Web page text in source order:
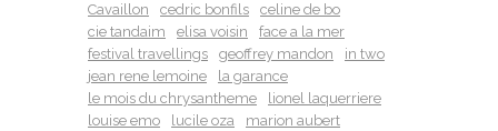
Cavaillon
cedric bonfils
celine de bo
cie tandaim
elisa voisin
face a la mer
festival travellings
geoffrey mandon
in two
jean rene lemoine
la garance
le mois du chrysantheme
lionel laquerriere
louise emo
lucile oza
marion aubert